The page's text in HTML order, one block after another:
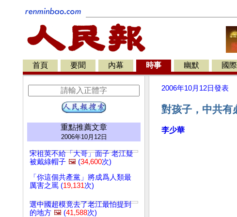
首頁 要聞 內幕 時事 幽默 國際
重點推薦文章
2006年10月12日
宋祖英不給「大哥」面子 老江疑
被戴綠帽子 🖼️ (34,600次)
「你這個共產黨」將成爲人類最
厲害之罵 (19,131次)
選中國超模竟去了老江最怕提到
的地方 🖼️ (41,588次)
2006年10月12日發表
對孩子，中共有
李少華